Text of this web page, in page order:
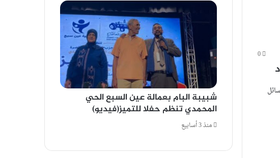
0
شبيبة البام بعمالة عين السبع الحي
المحمدي تنظم حفلا للتميز(فيديو)
منذ 3 أسابيع